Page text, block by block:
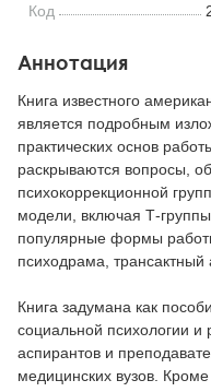
Код
Аннотация
Книга известного
является подробным
практических основ
раскрываются вопросы,
психокоррекционной
модели, включая Т-
популярные формы
психодрама,
Книга задумана как
социальной психологии и
аспирантов и
медицинских вузов.